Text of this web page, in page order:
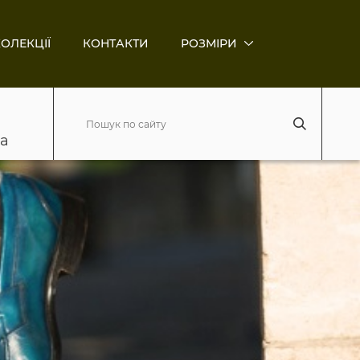
КОНТАКТИ РОЗМІРИ